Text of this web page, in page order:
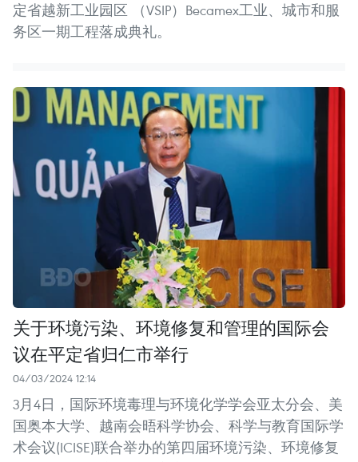
定省越新工业园区 （VSIP）Becamex工业、城市和服
务区一期工程落成典礼。
关于环境污染、环境修复和管理的国际会
议在平定省归仁市举行
04/03/2024 12:14
3月4日，国际环境毒理与环境化学学会亚太分会、美
国奥本大学、越南会晤科学协会、科学与教育国际学
术会议(ICISE)联合举办的第四届环境污染、环境修复